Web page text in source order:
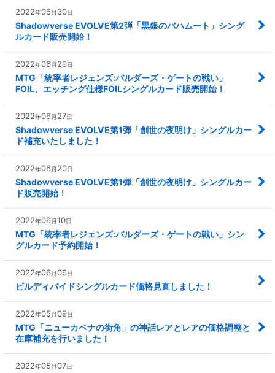
2022年06月 30日
Shadowverse EVOLVE第2弾「黒銀のバハムート」シング
ルカード販売開始！
2022年06月 29日
MTG「統率者レジェンズ:バルダーズ・ゲートの戦い」
FOIL、エッチング仕様FOILシングルカード販売開始！
2022年06月 27日
Shadowverse EVOLVE第1弾「創世の夜明け」シングルカー
ド補充いたしました！
2022年06月 20日
Shadowverse EVOLVE第1弾「創世の夜明け」シングルカー
ド販売開始！
2022年06月10日
MTG「統率者レジェンズ:バルダーズ・ゲートの戦い」シン
グルカード予約開始！
2022年06月06日
ビルディバイドシングルカード価格見直しました！
2022年05 月09日
MTG「ニューカペナの街角」の神話レアとレアの価格調整と
在庫補充を行いました！
2022年05 月07日